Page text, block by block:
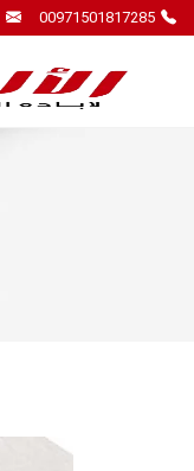
00971501817285